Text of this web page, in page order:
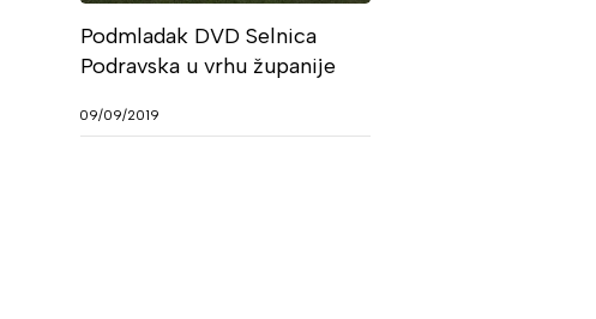
Podmladak DVD Selnica
Podravska u vrhu županije
09/09/2019